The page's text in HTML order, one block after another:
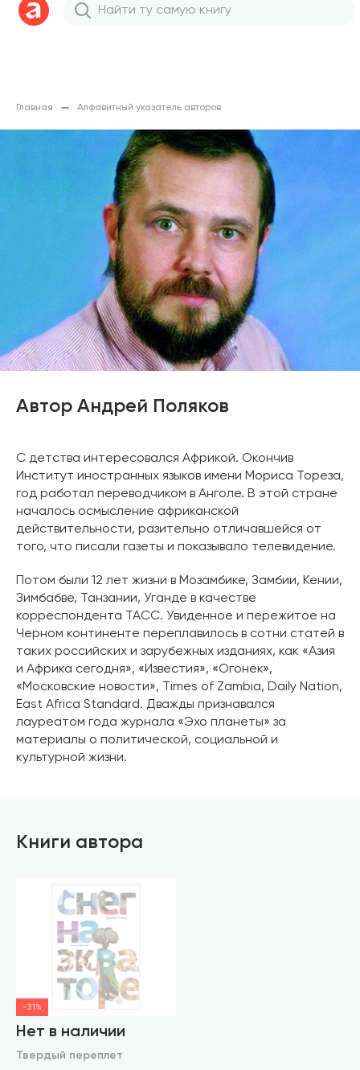
Главная Алфавитный указатель авторов
Автор Андрей Поляков
C детства интересовался Африкой. Окончив
Институт иностранных языков имени Мориса Тореза,
год работал переводчиком в Анголе. В этой стране
началось осмысление африканской
действительности, разительно отличавшейся от
того, что писали газеты и показывало телевидение.
Потом были 12 лет жизни в Мозамбике, Замбии, Кении,
Зимбабве, Танзании, Уганде в качестве
корреспондента ТАСС. Увиденное и пережитое на
Черном континенте переплавилось в сотни статей в
таких российских и зарубежных изданиях, как «Азия
и Африка сегодня», «Известия», «Огонёк»,
«Московские новости», Times of Zambia, Daily Nation,
East Africa Standard. Дважды признавался
лауреатом года журнала «Эхо планеты» за
материалы о политической, социальной и
культурной жизни.
Книги автора
-31%
Нет в наличии
Твердый переплет